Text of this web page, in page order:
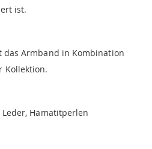
ist.
das Armband in Kombination
Kollektion.
Leder, Hämatitperlen